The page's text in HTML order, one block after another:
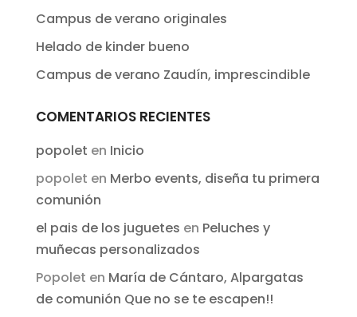
Campus de verano originales
Helado de kinder bueno
Campus de verano Zaudín, imprescindible
COMENTARIOS RECIENTES
popolet en Inicio
popolet en Merbo events, diseña tu primera
comunión
el pais de los juguetes en Peluches y
muñecas personalizados
Popolet en María de Cántaro, Alpargatas
de comunión Que no se te escapen!!